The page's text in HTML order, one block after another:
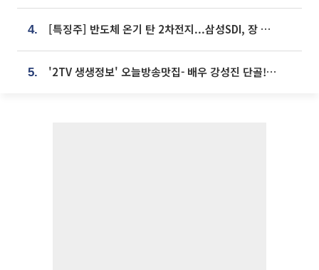
4. [특징주] 반도체 온기 탄 2차전지...삼성SDI, 장 초반 7% 넘게 껑충
5. '2TV 생생정보' 오늘방송맛집- 배우 강성진 단골! 쌀국수ㆍ푸팟퐁 커리 맛집 '블○○○'